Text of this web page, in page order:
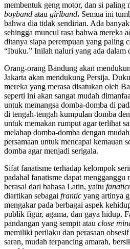
membentuk geng motor, dan si paling
boyband atau girlband. Semua ini
bahwa dia tidak sendirian. Ada
sehingga muncul rasa bahwa mereka
ditanya siapa perempuan yang paling
“Ibuku.” Inilah naluri yang ada dalam
Orang-orang Bandung akan
Jakarta akan mendukung Persija.
mereka yang merasa disatukan oleh
seperti ini akan sangat mudah
untuk memangsa domba-domba di
di tengah-tengah kumpulan domba
untuk memakan rumput agar terlihat
melahap domba-domba dengan
persamaan untuk mencapai kemauan
domba agar menjadi serigala.
Sifat fanatisme terhadap kelompok
padahal fanatisme dapat mengganggu
berasal dari bahasa Latin, yaitu
diartikan sebagai frantic yang artinya
mengakar pada berbagai aspek
publik figur, agama, dan gaya hidup.
pandangan yang sempit atau close
memiliki perilaku dan perasaan
saran, mudah terpancing amarah,